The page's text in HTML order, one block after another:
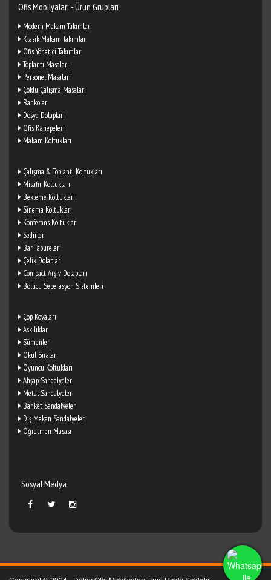
Ofis Mobilyaları - Ürün Grupları
Modern Makam Takımları
Klasik Makam Takımları
Ofis Yönetici Takımları
Toplantı Masaları
Personel Masaları
Çoklu Çalışma Masaları
Bankolar
Dosya Dolapları
Ofis Kanepeleri
Makam Koltukları
Çalışma & Toplantı Koltukları
Misafir Koltukları
Bekleme Koltukları
Sinema Koltukları
Konferans Koltukları
Sedirler
Bar Tabureleri
Çelik Dolaplar
Compact Arşiv Dolapları
Bölücü Seperasyon Sistemleri
Çöp Kovaları
Askılıklar
Sümenler
Okul Sıraları
Oyuncu Koltukları
Ahşap Sandalyeler
Metal Sandalyeler
Banket Sandalyeler
Dış Mekan Sandalyeler
Öğretmen Masası
Sosyal Medya